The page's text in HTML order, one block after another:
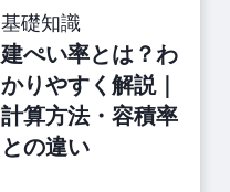
基礎知識
建ぺい率とは？わ
かりやすく解説｜
計算方法・容積率
との違い